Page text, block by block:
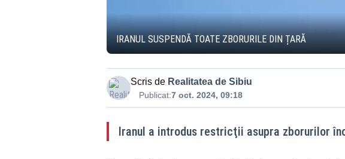
IRANUL SUSPENDĂ TOATE ZBORURILE DIN ȚARĂ
Scris de Realitatea de Sibiu
Publicat:7 oct. 2024, 09:18
Iranul a introdus restricţii asupra zborurilor